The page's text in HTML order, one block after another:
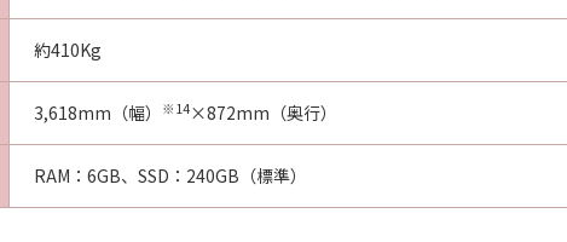
約410Kg
3,618mm（幅） ※14×872mm（奥行）
RAM：6GB、SSD：240GB（標準）